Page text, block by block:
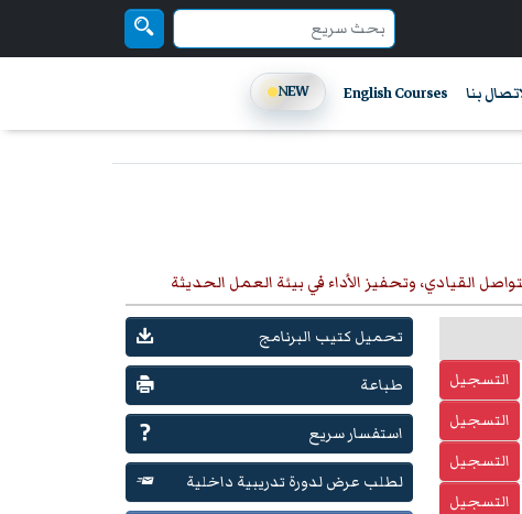
بنا English Courses
NEW
القيادي، وتحفيز الأداء في بيئة العمل الحديثة
التسجيل
التسجيل
التسجيل
التسجيل
تحميل كتيب البرنامج
طباعة
استفسار سريع
لطلب عرض لدورة تدريبية داخلية